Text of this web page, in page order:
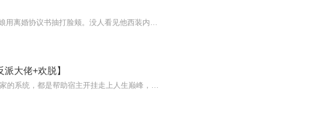
【现代都市，顶级世家深宅内】 被全网嘲笑的窝囊赘婿，此刻正被丈母娘用离婚协议书抽打脸颊。没人看见他西装内袋里，藏着足以买下整座城市的黑金卡。 家族宴会上，纨绔表哥当众往他脸上泼红酒：“这种废物就该滚去睡狗窝！”当夜，那人的公司股价暴跌90%，...
大佬+欢脱】
【坑爹系统+反套路+反派大佬+欢脱】 what are you 弄啥嘞？！！ 别人家的系统，都是帮助宿主开挂走上人生巅峰，而她的系统......则是变着法让她死亡重开？？！！ 穿成虐待男主的原配就算了，还不能让她逆天改命，非得按照原著剧情走。 这要是真顺着去了...